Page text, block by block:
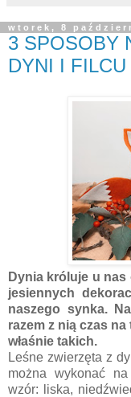
wtorek, 8
3 SPOSOBY
DYNI I FILCU
Dynia króluje u
jesiennych
naszego synka.
razem z nią czas
właśnie takich.
Leśne zwierzęta z
można wykonać
wzór: liska,